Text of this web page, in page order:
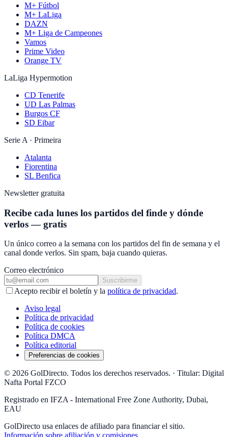
M+ Fútbol
M+ LaLiga
DAZN
M+ Liga de Campeones
Vamos
Prime Video
Orange TV
LaLiga Hypermotion
CD Tenerife
UD Las Palmas
Burgos CF
SD Eibar
Serie A · Primeira
Atalanta
Fiorentina
SL Benfica
Newsletter gratuita
Recibe cada lunes los partidos del finde y dónde
verlos — gratis
Un único correo a la semana con los partidos del fin de semana y el
canal donde verlos. Sin spam, baja cuando quieras.
Correo electrónico
Suscribirme
Acepto recibir el boletín y la política de privacidad.
Aviso legal
Política de privacidad
Política de cookies
Política DMCA
Política editorial
Preferencias de cookies
© 2026 GolDirecto. Todos los derechos reservados. · Titular: Digital
Nafta Portal FZCO
Registrado en IFZA - International Free Zone Authority, Dubai,
EAU
GolDirecto usa enlaces de afiliado para financiar el sitio.